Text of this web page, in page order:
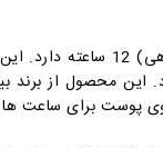
برند بیزانس ادعا میکند که فلوئید ضد
این محصول از